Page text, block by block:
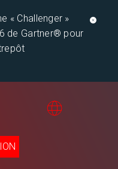
« Challenger »
de Gartner® pour